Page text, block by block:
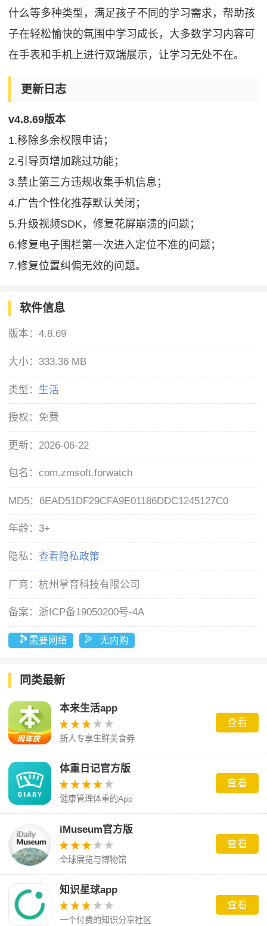
什么等多种类型，满足孩子不同的学习需求，帮助孩
子在轻松愉快的氛围中学习成长，大多数学习内容可
在手表和手机上进行双端展示，让学习无处不在。
更新日志
v4.8.69版本
1.移除多余权限申请；
2.引导页增加跳过功能；
3.禁止第三方违规收集手机信息；
4.广告个性化推荐默认关闭；
5.升级视频SDK，修复花屏崩溃的问题；
6.修复电子围栏第一次进入定位不准的问题；
7.修复位置纠偏无效的问题。
软件信息
版本：4.8.69
大小： 333.36 MB
类型： 生活
授权： 免费
更新： 2026-06-22
包名：com.zmsoft.forwatch
MD5： 6EAD51DF29CFA9E01186DDC1245127C0
年龄： 3+
隐私： 查看隐私政策
厂商：杭州掌育科技有限公司
备案： 浙ICP备19050200号-4A
需要网络 无内购
同类最新
本来生活app
新人专享生鲜美食券
查看
体重日记官方版
健康管理体重的App
查看
iMuseum官方版
全球展览与博物馆
查看
知识星球app
一个付费的知识分享社区
查看